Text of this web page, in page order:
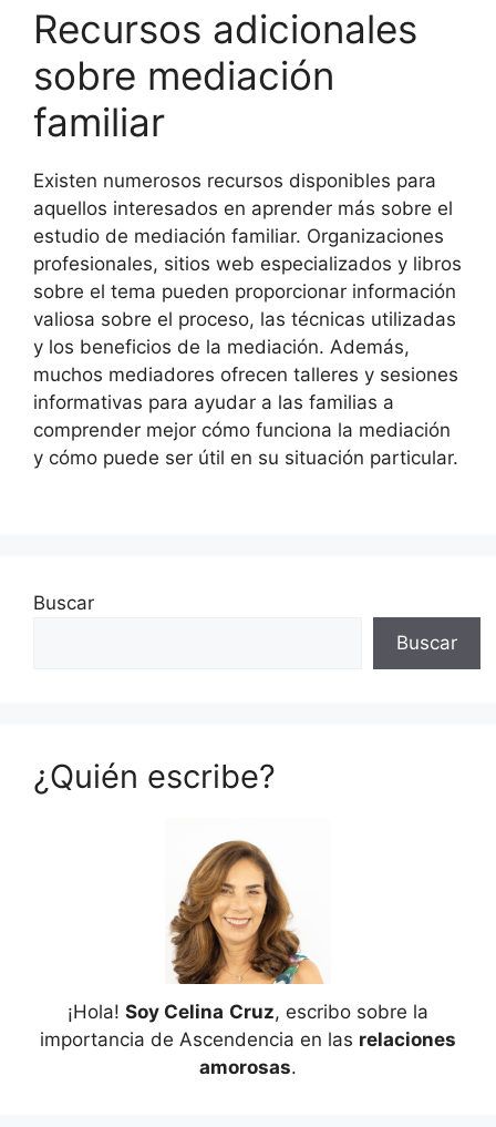
Recursos adicionales
sobre mediación
familiar
Existen numerosos recursos disponibles para
aquellos interesados en aprender más sobre el
estudio de mediación familiar. Organizaciones
profesionales, sitios web especializados y libros
sobre el tema pueden proporcionar información
valiosa sobre el proceso, las técnicas utilizadas
y los beneficios de la mediación. Además,
muchos mediadores ofrecen talleres y sesiones
informativas para ayudar a las familias a
comprender mejor cómo funciona la mediación
y cómo puede ser útil en su situación particular.
Buscar
Buscar
¿Quién escribe?
¡Hola! Soy Celina Cruz, escribo sobre la
importancia de Ascendencia en las relaciones
amorosas.